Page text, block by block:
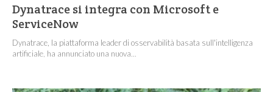
Dynatrace si integra con Microsoft e
ServiceNow
Dynatrace, la piattaforma leader di osservabilità basata sull'intelligenza
artificiale, ha annunciato una nuova...